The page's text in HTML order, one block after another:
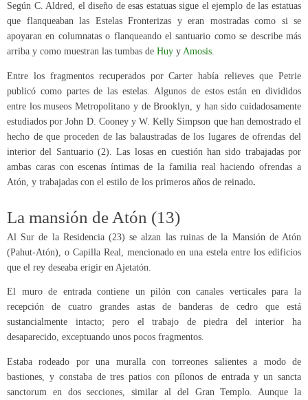
Según C. Aldred, el diseño de esas estatuas sigue el ejemplo de las estatuas
que flanqueaban las Estelas Fronterizas y eran mostradas como si se
apoyaran en columnatas o flanqueando el santuario como se describe más
arriba y como muestran las tumbas de Huy y Amosis.
Entre los fragmentos recuperados por Carter había relieves que Petrie
publicó como partes de las estelas. Algunos de estos están en divididos
entre los museos Metropolitano y de Brooklyn, y han sido cuidadosamente
estudiados por John D. Cooney y W. Kelly Simpson que han demostrado el
hecho de que proceden de las balaustradas de los lugares de ofrendas del
interior del Santuario (2). Las losas en cuestión han sido trabajadas por
ambas caras con escenas íntimas de la familia real haciendo ofrendas a
Atón, y trabajadas con el estilo de los primeros años de reinado.
La mansión de Atón (13)
Al Sur de la Residencia (23) se alzan las ruinas de la Mansión de Atón
(Pahut-Atón), o Capilla Real, mencionado en una estela entre los edificios
que el rey deseaba erigir en Ajetatón.
El muro de entrada contiene un pilón con canales verticales para la
recepción de cuatro grandes astas de banderas de cedro que está
sustancialmente intacto; pero el trabajo de piedra del interior ha
desaparecido, exceptuando unos pocos fragmentos.
Estaba rodeado por una muralla con torreones salientes a modo de
bastiones, y constaba de tres patios con pílonos de entrada y un sancta
sanctorum en dos secciones, similar al del Gran Templo. Aunque la